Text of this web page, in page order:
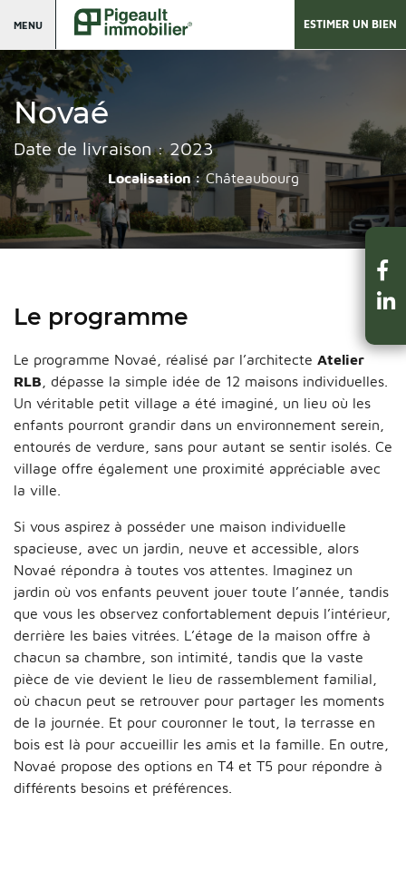
MENU ESTIMER UN BIEN
Novaé
Date de livraison : 2023
Localisation :Châteaubourg
Le programme
Le programme Novaé, réalisé par l’architecte Atelier
RLB , dépasse la simple idée de 12 maisons individuelles.
Un véritable petit village a été imaginé, un lieu où les
enfants pourront grandir dans un environnement serein,
entourés de verdure, sans pour autant se sentir isolés. Ce
village offre également une proximité appréciable avec
la ville.
Si vous aspirez à posséder une maison individuelle
spacieuse, avec un jardin, neuve et accessible, alors
Novaé répondra à toutes vos attentes. Imaginez un
jardin où vos enfants peuvent jouer toute l’année, tandis
que vous les observez confortablement depuis l’intérieur,
derrière les baies vitrées. L’étage de la maison offre à
chacun sa chambre, son intimité, tandis que la vaste
pièce de vie devient le lieu de rassemblement familial,
où chacun peut se retrouver pour partager les moments
de la journée. Et pour couronner le tout, la terrasse en
bois est là pour accueillir les amis et la famille. En outre,
Novaé propose des options en T4 et T5 pour répondre à
différents besoins et préférences.